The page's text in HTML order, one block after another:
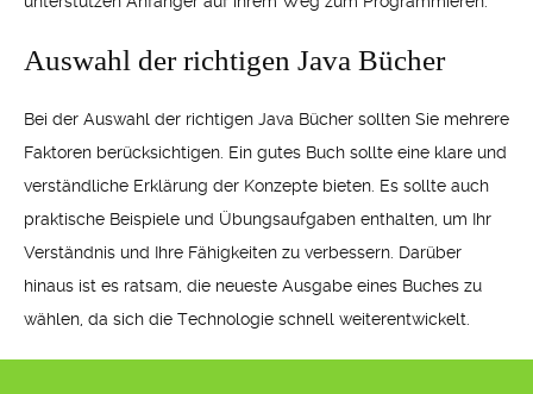
Auswahl der richtigen Java Bücher
Bei der Auswahl der richtigen Java Bücher sollten Sie mehrere
Faktoren berücksichtigen. Ein gutes Buch sollte eine klare und
verständliche Erklärung der Konzepte bieten. Es sollte auch
praktische Beispiele und Übungsaufgaben enthalten, um Ihr
Verständnis und Ihre Fähigkeiten zu verbessern. Darüber
hinaus ist es ratsam, die neueste Ausgabe eines Buches zu
wählen, da sich die Technologie schnell weiterentwickelt.